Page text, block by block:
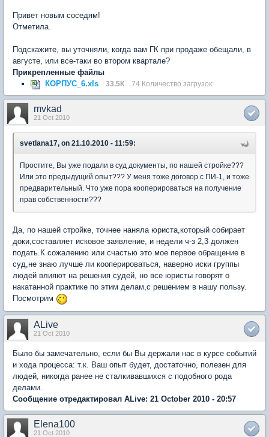
Привет новым соседям!
Отметила.
Подскажите, вы уточняли, когда вам ГК при продаже обещали, в
августе, или все-таки во втором квартале?
Прикрепленные файлы
КОРПУС_6.xls
33.5К 74 Количество загрузок:
mvkad
21 Oct 2010
svetlana17, on 21.10.2010 - 11:59:
Простите, Вы уже подали в суд документы, по нашей стройке???
Или это предыдущий опыт??? У меня тоже договор с ПИ-1, и тоже
предварительный. Что уже пора кооперироваться на получение
прав собственности???
Да, по нашей стройке, точнее наняла юриста,который собирает
доки,составляет исковое заявление, и недели ч-з 2,3 должен
подать.К сожалению или счастью это мое первое обращение в
суд,не знаю лучше ли кооперироваться, наверно иски группы
людей влияют на решения судей, но все юристы говорят о
накатанной практике по этим делам,с решением в нашу пользу.
Посмотрим
ALive
21 Oct 2010
Было бы замечательно, если бы Вы держали нас в курсе событий
и хода процесса: т.к. Ваш опыт будет, достаточно, полезен для
людей, никогда ранее не сталкивавшихся с подобного рода
делами.
Сообщение отредактировал ALive: 21 October 2010 - 20:57
Elena100
21 Oct 2010